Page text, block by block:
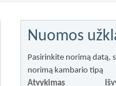
Nuomos
Pasirinkite norimą datą,
norimą kambario tipą
Atvykimas